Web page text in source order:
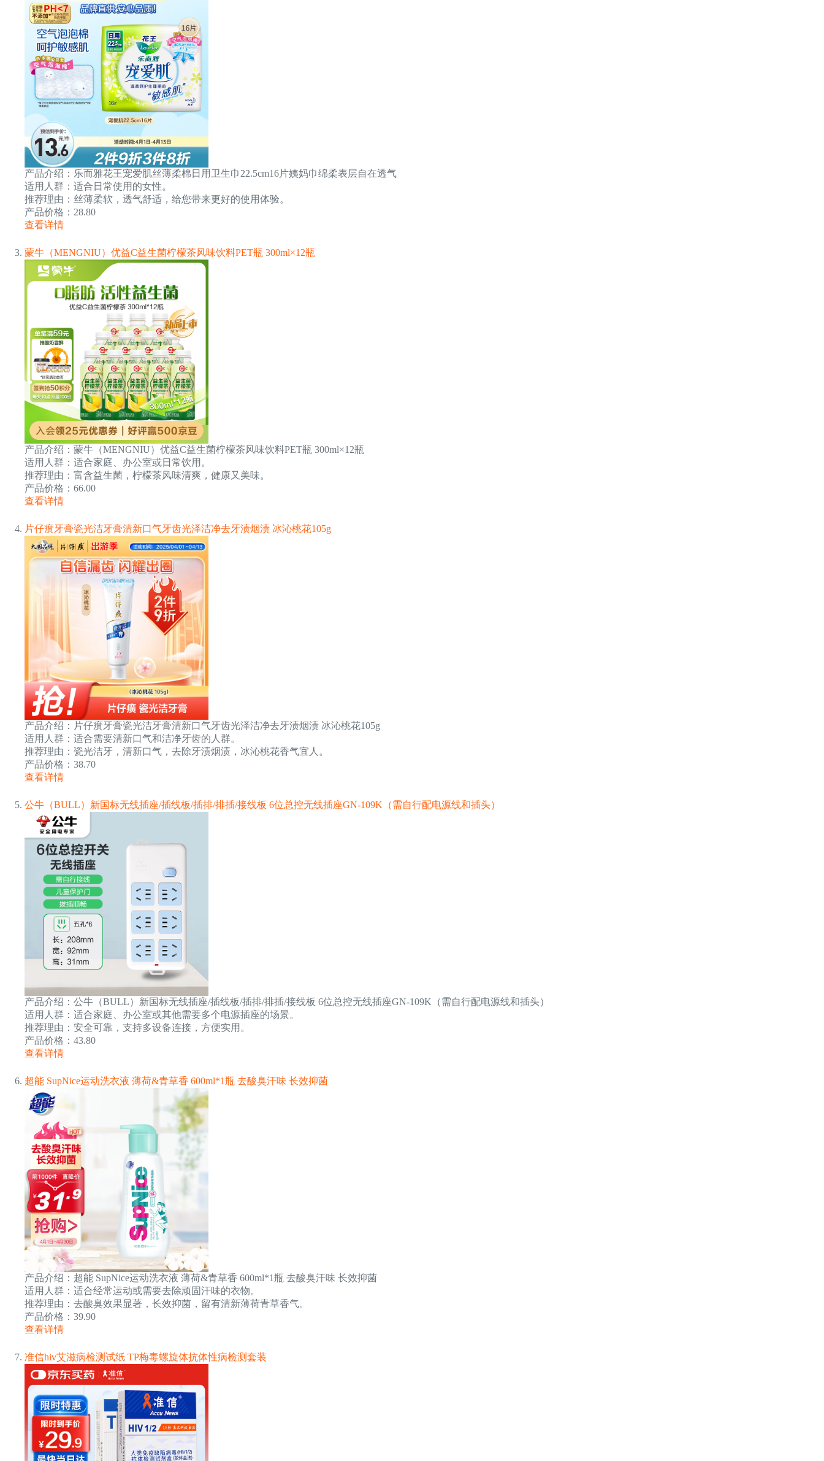
产品介绍：乐而雅花王宠爱肌丝薄柔棉日用卫生巾22.5cm16片姨妈巾绵柔表层自在透气
适用人群：适合日常使用的女性。
推荐理由：丝薄柔软，透气舒适，给您带来更好的使用体验。
产品价格：28.80
查看详情
蒙牛（MENGNIU）优益C益生菌柠檬茶风味饮料PET瓶 300ml×12瓶
产品介绍：蒙牛（MENGNIU）优益C益生菌柠檬茶风味饮料PET瓶 300ml×12瓶
适用人群：适合家庭、办公室或日常饮用。
推荐理由：富含益生菌，柠檬茶风味清爽，健康又美味。
产品价格：66.00
查看详情
片仔癀牙膏瓷光洁牙膏清新口气牙齿光泽洁净去牙渍烟渍 冰沁桃花105g
产品介绍：片仔癀牙膏瓷光洁牙膏清新口气牙齿光泽洁净去牙渍烟渍 冰沁桃花105g
适用人群：适合需要清新口气和洁净牙齿的人群。
推荐理由：瓷光洁牙，清新口气，去除牙渍烟渍，冰沁桃花香气宜人。
产品价格：38.70
查看详情
公牛（BULL）新国标无线插座/插线板/插排/排插/接线板 6位总控无线插座GN-109K（需自行配电源线和插头）
产品介绍：公牛（BULL）新国标无线插座/插线板/插排/排插/接线板 6位总控无线插座GN-109K（需自行配电源线和插头）
适用人群：适合家庭、办公室或其他需要多个电源插座的场景。
推荐理由：安全可靠，支持多设备连接，方便实用。
产品价格：43.80
查看详情
超能 SupNice运动洗衣液 薄荷&青草香 600ml*1瓶 去酸臭汗味 长效抑菌
产品介绍：超能 SupNice运动洗衣液 薄荷&青草香 600ml*1瓶 去酸臭汗味 长效抑菌
适用人群：适合经常运动或需要去除顽固汗味的衣物。
推荐理由：去酸臭效果显著，长效抑菌，留有清新薄荷青草香气。
产品价格：39.90
查看详情
准信hiv艾滋病检测试纸 TP梅毒螺旋体抗体性病检测套装